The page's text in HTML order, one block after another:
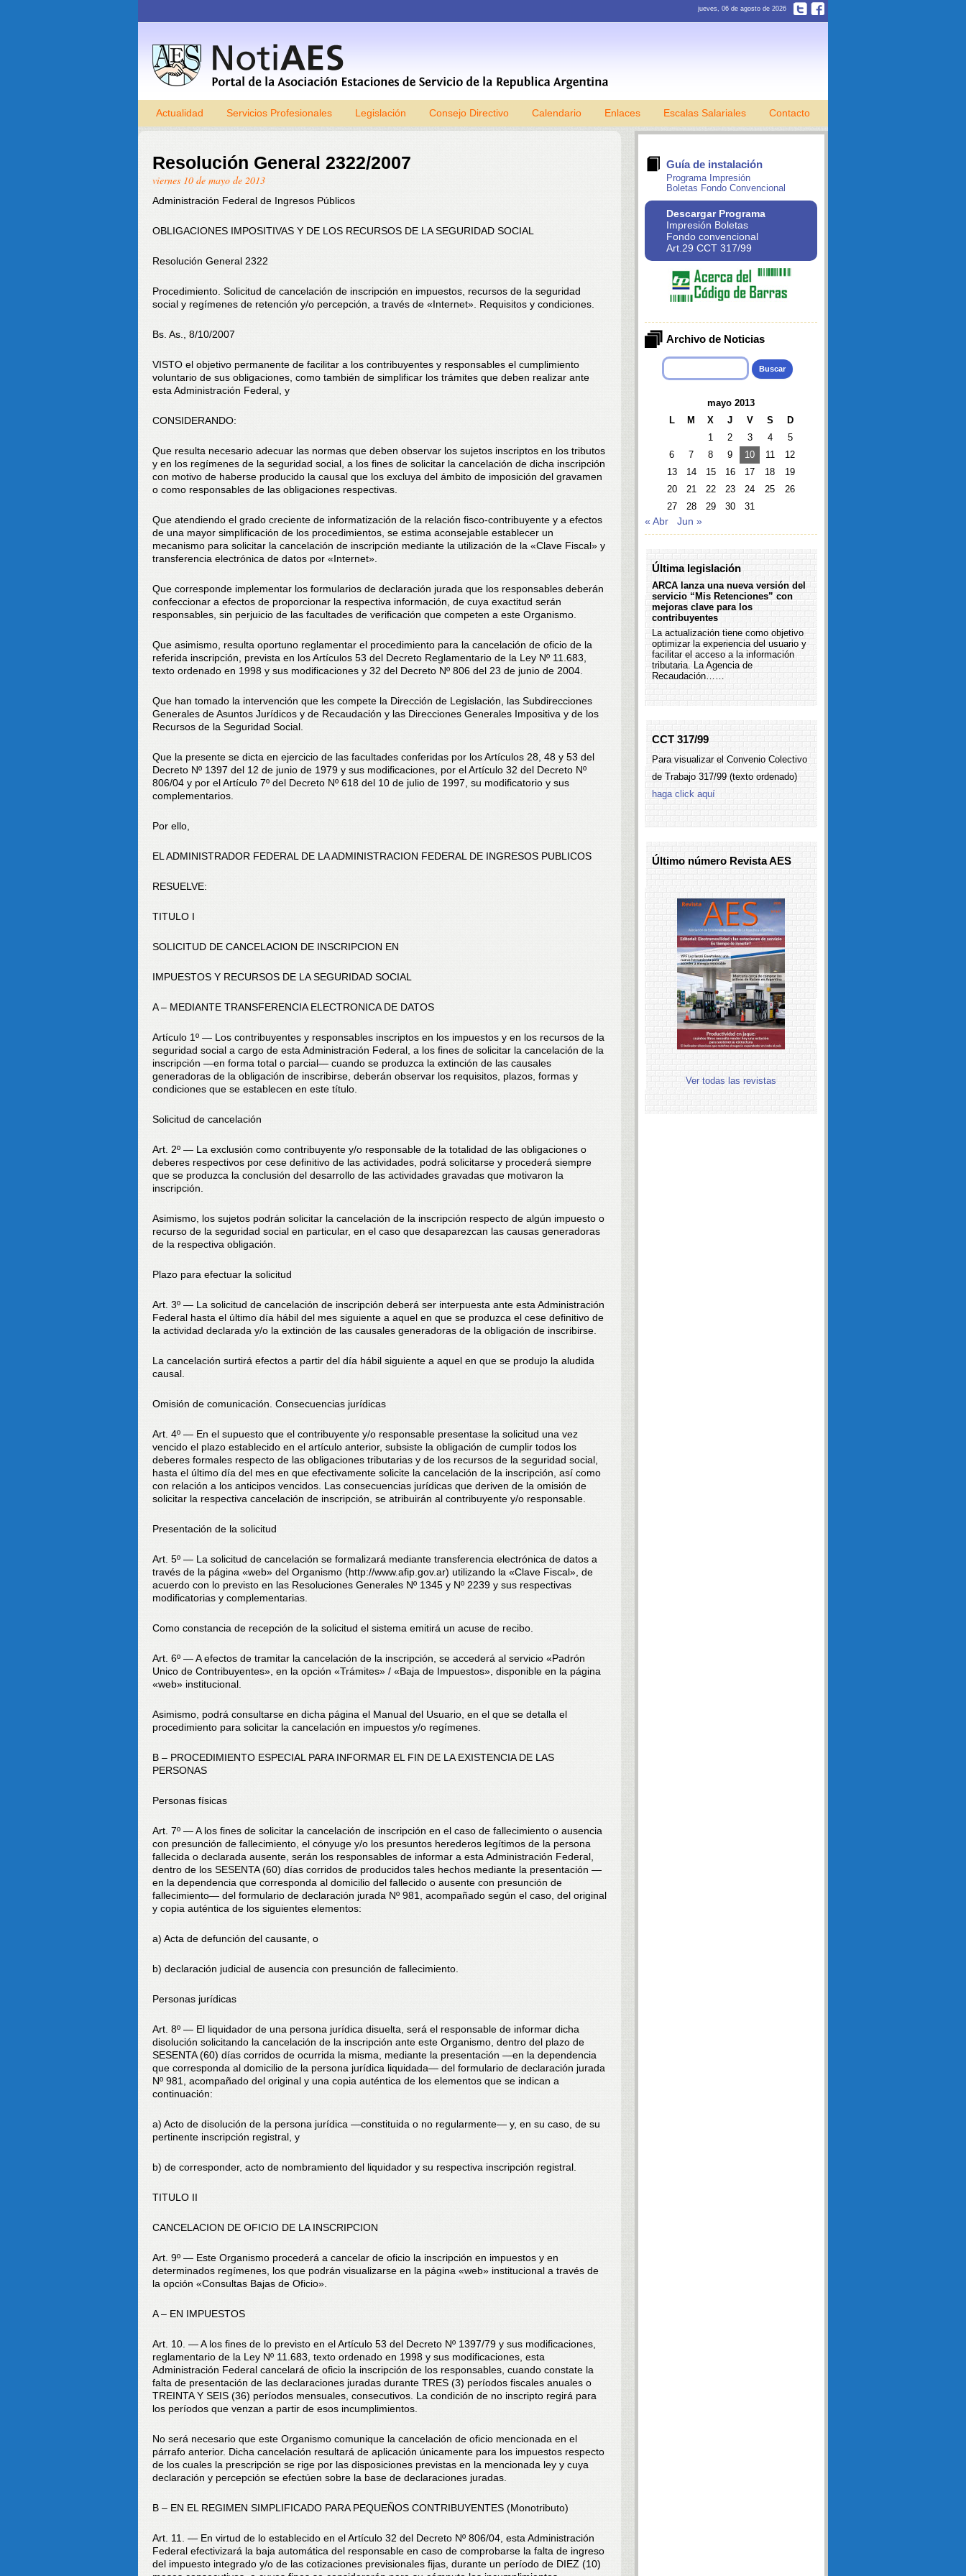
jueves, 06 de agosto de 2026
Skip to content
Actualidad Servicios Profesionales Legislación Consejo Directivo Calendario Enlaces Escalas Salariales Contacto
Resolución General 2322/2007
viernes 10 de mayo de 2013
Administración Federal de Ingresos Públicos
OBLIGACIONES IMPOSITIVAS Y DE LOS RECURSOS DE LA SEGURIDAD SOCIAL
Resolución General 2322
Procedimiento. Solicitud de cancelación de inscripción en impuestos, recursos de la seguridad
social y regímenes de retención y/o percepción, a través de «Internet». Requisitos y condiciones.
Bs. As., 8/10/2007
VISTO el objetivo permanente de facilitar a los contribuyentes y responsables el cumplimiento
voluntario de sus obligaciones, como también de simplificar los trámites que deben realizar ante
esta Administración Federal, y
CONSIDERANDO:
Que resulta necesario adecuar las normas que deben observar los sujetos inscriptos en los tributos
y en los regímenes de la seguridad social, a los fines de solicitar la cancelación de dicha inscripción
con motivo de haberse producido la causal que los excluya del ámbito de imposición del gravamen
o como responsables de las obligaciones respectivas.
Que atendiendo el grado creciente de informatización de la relación fisco-contribuyente y a efectos
de una mayor simplificación de los procedimientos, se estima aconsejable establecer un
mecanismo para solicitar la cancelación de inscripción mediante la utilización de la «Clave Fiscal» y
transferencia electrónica de datos por «Internet».
Que corresponde implementar los formularios de declaración jurada que los responsables deberán
confeccionar a efectos de proporcionar la respectiva información, de cuya exactitud serán
responsables, sin perjuicio de las facultades de verificación que competen a este Organismo.
Que asimismo, resulta oportuno reglamentar el procedimiento para la cancelación de oficio de la
referida inscripción, prevista en los Artículos 53 del Decreto Reglamentario de la Ley Nº 11.683,
texto ordenado en 1998 y sus modificaciones y 32 del Decreto Nº 806 del 23 de junio de 2004.
Que han tomado la intervención que les compete la Dirección de Legislación, las Subdirecciones
Generales de Asuntos Jurídicos y de Recaudación y las Direcciones Generales Impositiva y de los
Recursos de la Seguridad Social.
Que la presente se dicta en ejercicio de las facultades conferidas por los Artículos 28, 48 y 53 del
Decreto Nº 1397 del 12 de junio de 1979 y sus modificaciones, por el Artículo 32 del Decreto Nº
806/04 y por el Artículo 7º del Decreto Nº 618 del 10 de julio de 1997, su modificatorio y sus
complementarios.
Por ello,
EL ADMINISTRADOR FEDERAL DE LA ADMINISTRACION FEDERAL DE INGRESOS PUBLICOS
RESUELVE:
TITULO I
SOLICITUD DE CANCELACION DE INSCRIPCION EN
IMPUESTOS Y RECURSOS DE LA SEGURIDAD SOCIAL
A – MEDIANTE TRANSFERENCIA ELECTRONICA DE DATOS
Artículo 1º — Los contribuyentes y responsables inscriptos en los impuestos y en los recursos de la
seguridad social a cargo de esta Administración Federal, a los fines de solicitar la cancelación de la
inscripción —en forma total o parcial— cuando se produzca la extinción de las causales
generadoras de la obligación de inscribirse, deberán observar los requisitos, plazos, formas y
condiciones que se establecen en este título.
Solicitud de cancelación
Art. 2º — La exclusión como contribuyente y/o responsable de la totalidad de las obligaciones o
deberes respectivos por cese definitivo de las actividades, podrá solicitarse y procederá siempre
que se produzca la conclusión del desarrollo de las actividades gravadas que motivaron la
inscripción.
Asimismo, los sujetos podrán solicitar la cancelación de la inscripción respecto de algún impuesto o
recurso de la seguridad social en particular, en el caso que desaparezcan las causas generadoras
de la respectiva obligación.
Plazo para efectuar la solicitud
Art. 3º — La solicitud de cancelación de inscripción deberá ser interpuesta ante esta Administración
Federal hasta el último día hábil del mes siguiente a aquel en que se produzca el cese definitivo de
la actividad declarada y/o la extinción de las causales generadoras de la obligación de inscribirse.
La cancelación surtirá efectos a partir del día hábil siguiente a aquel en que se produjo la aludida
causal.
Omisión de comunicación. Consecuencias jurídicas
Art. 4º — En el supuesto que el contribuyente y/o responsable presentase la solicitud una vez
vencido el plazo establecido en el artículo anterior, subsiste la obligación de cumplir todos los
deberes formales respecto de las obligaciones tributarias y de los recursos de la seguridad social,
hasta el último día del mes en que efectivamente solicite la cancelación de la inscripción, así como
con relación a los anticipos vencidos. Las consecuencias jurídicas que deriven de la omisión de
solicitar la respectiva cancelación de inscripción, se atribuirán al contribuyente y/o responsable.
Presentación de la solicitud
Art. 5º — La solicitud de cancelación se formalizará mediante transferencia electrónica de datos a
través de la página «web» del Organismo (http://www.afip.gov.ar) utilizando la «Clave Fiscal», de
acuerdo con lo previsto en las Resoluciones Generales Nº 1345 y Nº 2239 y sus respectivas
modificatorias y complementarias.
Como constancia de recepción de la solicitud el sistema emitirá un acuse de recibo.
Art. 6º — A efectos de tramitar la cancelación de la inscripción, se accederá al servicio «Padrón
Unico de Contribuyentes», en la opción «Trámites» / «Baja de Impuestos», disponible en la página
«web» institucional.
Asimismo, podrá consultarse en dicha página el Manual del Usuario, en el que se detalla el
procedimiento para solicitar la cancelación en impuestos y/o regímenes.
B – PROCEDIMIENTO ESPECIAL PARA INFORMAR EL FIN DE LA EXISTENCIA DE LAS
PERSONAS
Personas físicas
Art. 7º — A los fines de solicitar la cancelación de inscripción en el caso de fallecimiento o ausencia
con presunción de fallecimiento, el cónyuge y/o los presuntos herederos legítimos de la persona
fallecida o declarada ausente, serán los responsables de informar a esta Administración Federal,
dentro de los SESENTA (60) días corridos de producidos tales hechos mediante la presentación —
en la dependencia que corresponda al domicilio del fallecido o ausente con presunción de
fallecimiento— del formulario de declaración jurada Nº 981, acompañado según el caso, del original
y copia auténtica de los siguientes elementos:
a) Acta de defunción del causante, o
b) declaración judicial de ausencia con presunción de fallecimiento.
Personas jurídicas
Art. 8º — El liquidador de una persona jurídica disuelta, será el responsable de informar dicha
disolución solicitando la cancelación de la inscripción ante este Organismo, dentro del plazo de
SESENTA (60) días corridos de ocurrida la misma, mediante la presentación —en la dependencia
que corresponda al domicilio de la persona jurídica liquidada— del formulario de declaración jurada
Nº 981, acompañado del original y una copia auténtica de los elementos que se indican a
continuación:
a) Acto de disolución de la persona jurídica —constituida o no regularmente— y, en su caso, de su
pertinente inscripción registral, y
b) de corresponder, acto de nombramiento del liquidador y su respectiva inscripción registral.
TITULO II
CANCELACION DE OFICIO DE LA INSCRIPCION
Art. 9º — Este Organismo procederá a cancelar de oficio la inscripción en impuestos y en
determinados regímenes, los que podrán visualizarse en la página «web» institucional a través de
la opción «Consultas Bajas de Oficio».
A – EN IMPUESTOS
Art. 10. — A los fines de lo previsto en el Artículo 53 del Decreto Nº 1397/79 y sus modificaciones,
reglamentario de la Ley Nº 11.683, texto ordenado en 1998 y sus modificaciones, esta
Administración Federal cancelará de oficio la inscripción de los responsables, cuando constate la
falta de presentación de las declaraciones juradas durante TRES (3) períodos fiscales anuales o
TREINTA Y SEIS (36) períodos mensuales, consecutivos. La condición de no inscripto regirá para
los períodos que venzan a partir de esos incumplimientos.
No será necesario que este Organismo comunique la cancelación de oficio mencionada en el
párrafo anterior. Dicha cancelación resultará de aplicación únicamente para los impuestos respecto
de los cuales la prescripción se rige por las disposiciones previstas en la mencionada ley y cuya
declaración y percepción se efectúen sobre la base de declaraciones juradas.
B – EN EL REGIMEN SIMPLIFICADO PARA PEQUEÑOS CONTRIBUYENTES (Monotributo)
Art. 11. — En virtud de lo establecido en el Artículo 32 del Decreto Nº 806/04, esta Administración
Federal efectivizará la baja automática del responsable en caso de comprobarse la falta de ingreso
del impuesto integrado y/o de las cotizaciones previsionales fijas, durante un período de DIEZ (10)
Guía de instalación
Programa Impresión
Boletas Fondo Convencional
Descargar Programa
Impresión Boletas
Fondo convencional
Art.29 CCT 317/99
Archivo de Noticias
Buscar:
mayo 2013
L
M X J V S
D
1
2 3 4
5
6
7 8 9 10 11
12
13
14 15 16 17 18
19
20
21 22 23 24 25
26
27
28 29 30 31
« Abr Jun »
Última legislación
ARCA lanza una nueva versión del
servicio “Mis Retenciones” con
mejoras clave para los
contribuyentes
La actualización tiene como objetivo
optimizar la experiencia del usuario y
facilitar el acceso a la información
tributaria. La Agencia de
Recaudación……
CCT 317/99
Para visualizar el Convenio Colectivo
de Trabajo 317/99 (texto ordenado)
haga click aquí
Último número Revista AES
Ver todas las revistas